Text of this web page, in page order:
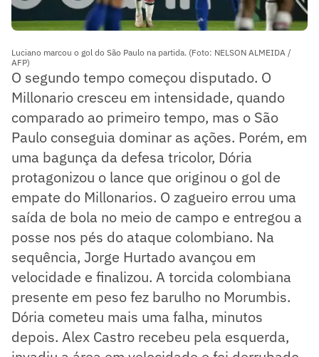
Luciano marcou o gol do São Paulo na partida. (Foto: NELSON ALMEIDA /
AFP)
O segundo tempo começou disputado. O
Millonario cresceu em intensidade, quando
comparado ao primeiro tempo, mas o São
Paulo conseguia dominar as ações. Porém, em
uma bagunça da defesa tricolor, Dória
protagonizou o lance que originou o gol de
empate do Millonarios. O zagueiro errou uma
saída de bola no meio de campo e entregou a
posse nos pés do ataque colombiano. Na
sequência, Jorge Hurtado avançou em
velocidade e finalizou. A torcida colombiana
presente em peso fez barulho no Morumbis.
Dória cometeu mais uma falha, minutos
depois. Alex Castro recebeu pela esquerda,